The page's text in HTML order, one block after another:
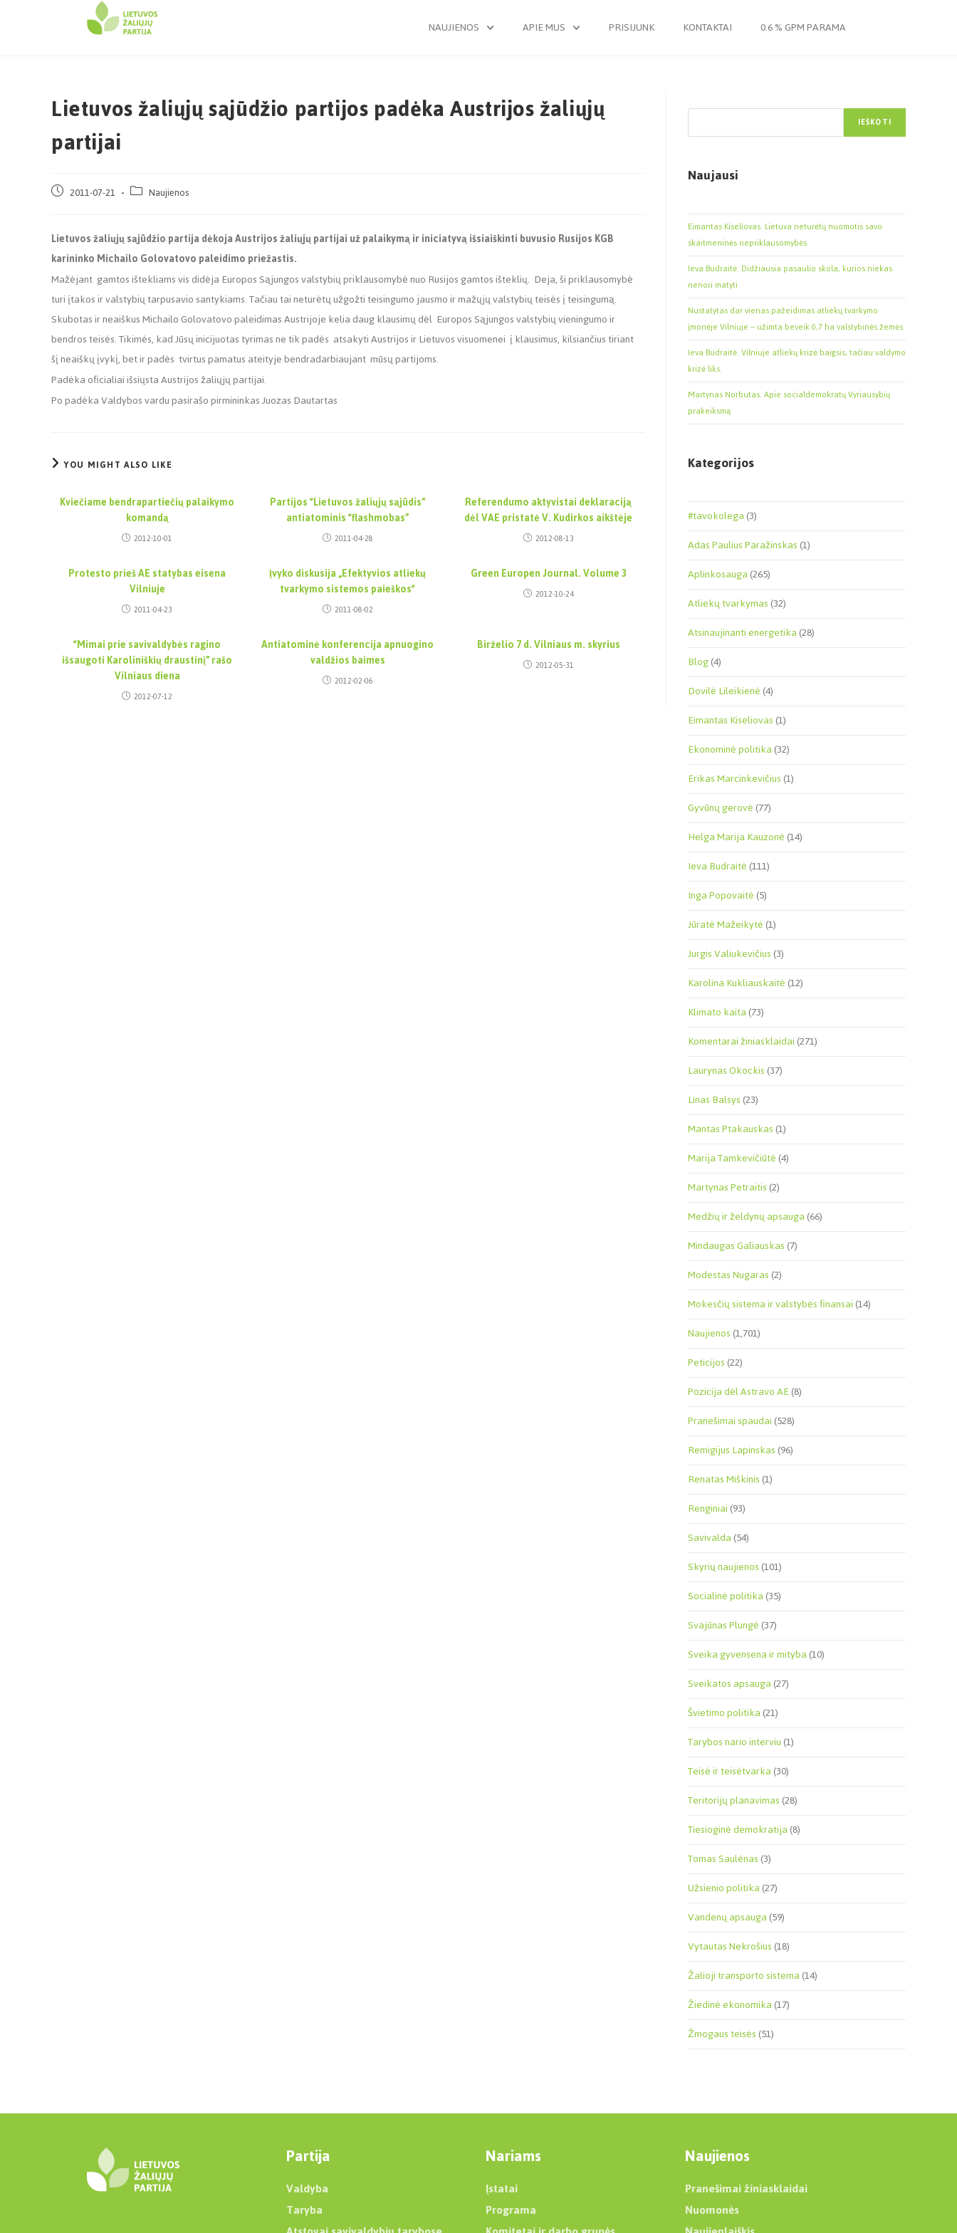
NAUJIENOS APIE MUS PRISIJUNK KONTAKTAI 0.6 % GPM PARAMA
Lietuvos žaliųjų sąjūdžio partijos padėka Austrijos žaliųjų
partijai
2011-07-21 Naujienos
Lietuvos žaliųjų sąjūdžio partija dėkoja Austrijos žaliųjų partijai už palaikymą ir iniciatyvą išsiaiškinti buvusio Rusijos KGB
karininkoMichailo Golovatovopaleidimo priežastis.
Mažėjant gamtos ištekliams vis didėja Europos Sąjungos valstybių priklausomybė nuo Rusijos gamtos išteklių. Deja, ši priklausomybė
turi įtakos ir valstybių tarpusavio santykiams. Tačiau tai neturėtų užgožti teisingumo jausmo ir mažųjų valstybių teisės į teisingumą.
Skubotas ir neaiškus Michailo Golovatovo paleidimas Austrijoje kelia daug klausimų dėl Europos Sąjungos valstybių vieningumo ir
bendros teisės. Tikimės, kad Jūsų inicijuotas tyrimas ne tik padės atsakyti Austrijos ir Lietuvos visuomenei į klausimus, kilsiančius tiriant
šį neaiškų įvykį, bet ir padės tvirtus pamatus ateityje bendradarbiaujant mūsų partijoms.
Padėka oficialiai išsiųsta Austrijos žaliųjų partijai.
Po padėka Valdybos vardu pasirašo pirmininkas Juozas Dautartas
YOU MIGHT ALSO LIKE
Kviečiame bendrapartiečių palaikymo
komandą
2012-10-01
Partijos “Lietuvos žaliųjų sąjūdis”
antiatominis “flashmobas”
2011-04-28
Referendumo aktyvistai deklaraciją
dėl VAE pristatė V. Kudirkos aikštėje
2012-08-13
Protesto prieš AE statybas eisena
Vilniuje
2011-04-23
Įvyko diskusija „Efektyvios atliekų
tvarkymo sistemos paieškos“
2011-08-02
Green Europen Journal. Volume 3
2012-10-24
“Mimai prie savivaldybės ragino
išsaugoti Karoliniškių draustinį” rašo
Vilniaus diena
2012-07-12
Antiatominė konferencija apnuogino
valdžios baimes
2012-02-06
Birželio 7 d. Vilniaus m. skyrius
2012-05-31
IEŠKOTI
Naujausi
Eimantas Kiseliovas. Lietuva neturėtų nuomotis savo
skaitmeninės nepriklausomybės
Ieva Budraitė. Didžiausia pasaulio skola, kurios niekas
nenori matyti
Nustatytas dar vienas pažeidimas atliekų tvarkymo
įmonėje Vilniuje – užimta beveik 0,7 ha valstybinės žemės
Ieva Budraitė. Vilniuje atliekų krizė baigsis, tačiau valdymo
krizė liks.
Martynas Norbutas. Apie socialdemokratų Vyriausybių
prakeiksmą
Kategorijos
#tavokolega(3)
Adas Paulius Paražinskas(1)
Aplinkosauga(265)
Atliekų tvarkymas(32)
Atsinaujinanti energetika(28)
Blog(4)
Dovilė Lileikienė(4)
Eimantas Kiseliovas(1)
Ekonominė politika(32)
Erikas Marcinkevičius(1)
Gyvūnų gerovė(77)
Helga Marija Kauzonė(14)
Ieva Budraitė(111)
Inga Popovaitė(5)
Jūratė Mažeikytė(1)
Jurgis Valiukevičius(3)
Karolina Kukliauskaitė(12)
Klimato kaita(73)
Komentarai žiniasklaidai(271)
Laurynas Okockis(37)
Linas Balsys(23)
Mantas Ptakauskas(1)
Marija Tamkevičiūtė(4)
Martynas Petraitis(2)
Medžių ir želdynų apsauga(66)
Mindaugas Galiauskas(7)
Modestas Nugaras(2)
Mokesčių sistema ir valstybės finansai(14)
Naujienos(1,701)
Peticijos(22)
Pozicija dėl Astravo AE(8)
Pranešimai spaudai(528)
Remigijus Lapinskas(96)
Renatas Miškinis(1)
Renginiai(93)
Savivalda(54)
Skyrių naujienos(101)
Socialinė politika(35)
Svajūnas Plungė(37)
Sveika gyvensena ir mityba(10)
Sveikatos apsauga(27)
Švietimo politika(21)
Tarybos nario interviu(1)
Teisė ir teisėtvarka(30)
Teritorijų planavimas(28)
Tiesioginė demokratija(8)
Tomas Saulėnas(3)
Užsienio politika(27)
Vandenų apsauga(59)
Vytautas Nekrošius(18)
Žalioji transporto sistema(14)
Žiedinė ekonomika(17)
Žmogaus teisės(51)
Partija
Valdyba
Taryba
Nariams
Įstatai
Programa
Naujienos
Pranešimai žiniasklaidai
Nuomonės